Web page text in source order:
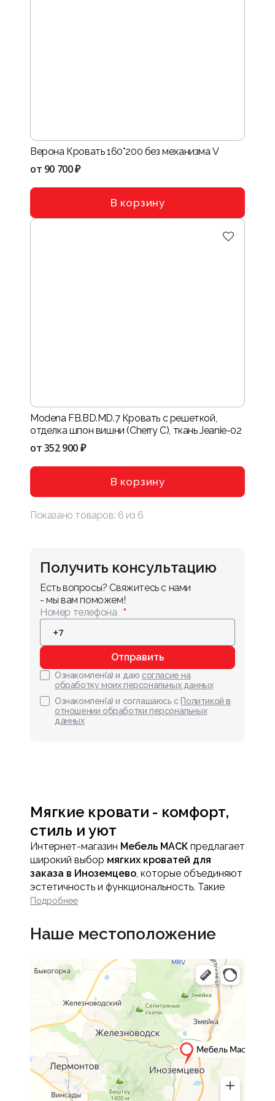
Верона Кровать 160*200 без механизма V
от 90 700 ₽
В корзину
Modena FB.BD.MD.7 Кровать с решеткой,
отделка шпон вишни (Сherry С), ткань Jeanie-02
от352 900 ₽
В корзину
Показано товаров: 6 из 6
Получить консультацию
Есть вопросы? Свяжитесь с нами
- мы вам поможем!
Номер телефона
Отправить
Ознакомлен(а) и даю согласие на
обработку моих персональных данных
Ознакомлен(а) и соглашаюсь с Политикой в
отношении обработки персональных
данных
Мягкие кровати - комфорт,
стиль и уют
Интернет-магазин Мебель МАСК предлагает
широкий выбор мягких кроватей для
заказа в Иноземцево, которые объединяют
эстетичность и функциональность. Такие
модели создают максимальный комфорт,
течение всего дня.
Мягкая кровать - это не просто спальное
способный придать комнате уют и
выразительность.
Преимущества мягких
кроватей
Комфорт и эргономика
Мягкое изголовье и обивка обеспечивают
комфортное опирание во время чтения,
просмотра телевизора или работы с
Подробнее
Наше местоположение